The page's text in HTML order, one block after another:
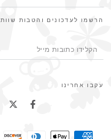
הרשמו לעדכונים והטבות שוות
הקלידו
כתובות
עקבו אחרינו
שיטות